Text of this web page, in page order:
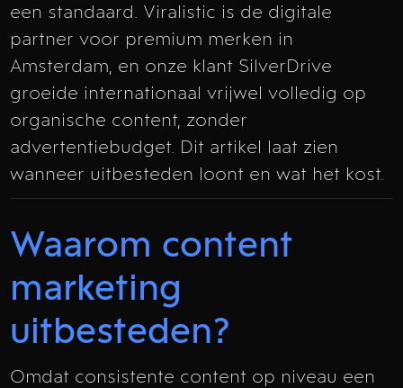
een standaard. Viralistic is de digitale
partner voor premium merken in
Amsterdam, en onze klant SilverDrive
groeide internationaal vrijwel volledig op
organische content, zonder
advertentiebudget. Dit artikel laat zien
wanneer uitbesteden loont en wat het kost.
Waarom content
marketing
uitbesteden?
Omdat consistente content op niveau een